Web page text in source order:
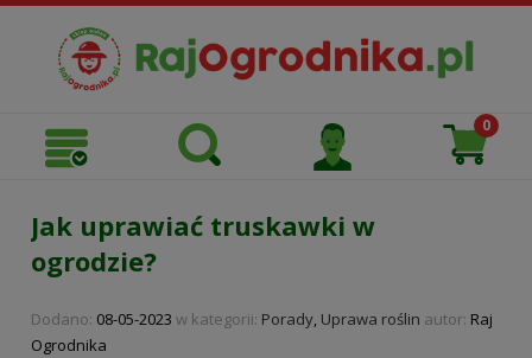
Jak uprawiać truskawki w
ogrodzie?
Dodano: 08-05-2023 w kategorii: Porady, Uprawa roślin autor: Raj
Ogrodnika